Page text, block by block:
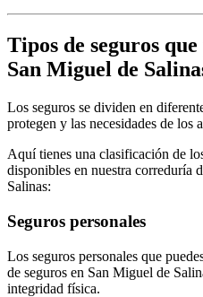
Tipos de seguros
San Miguel de
Los seguros se dividen en
protegen y las necesidades de los
Aquí tienes una clasificación de
disponibles en nuestra correduría
Salinas:
Seguros personales
Los seguros personales que
de seguros en San Miguel de
integridad física.